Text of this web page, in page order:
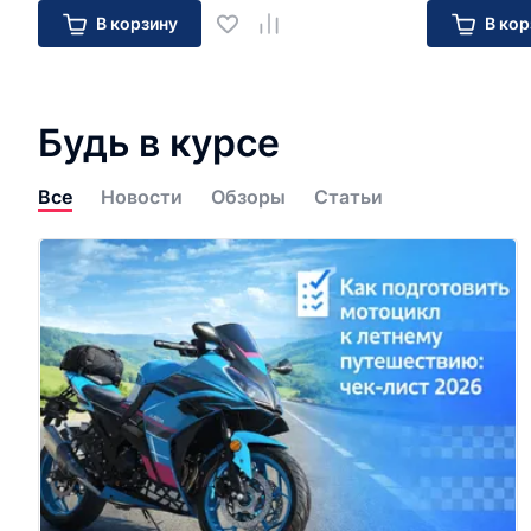
В корзину В
Будь в курсе
Все Новости Обзоры Статьи